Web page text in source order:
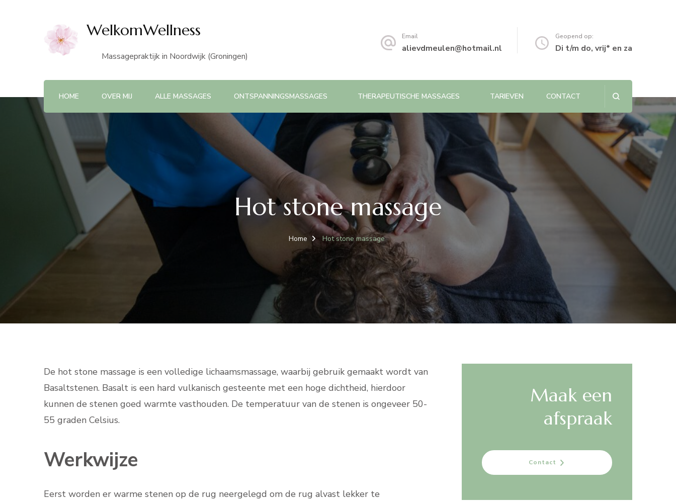
WelkomWellness
Massagepraktijk in Noordwijk (Groningen)
Email
alievdmeulen@hotmail.nl
Geopend op:
Di t/m do, vrij* en za
HOME OVER MIJ ALLE MASSAGES ONTSPANNINGSMASSAGES THERAPEUTISCHE MASSAGES TARIEVEN CONTACT
Hot stone massage
Home Hot stone massage
De hot stone massage is een volledige lichaamsmassage, waarbij gebruik gemaakt wordt van
Basaltstenen. Basalt is een hard vulkanisch gesteente met een hoge dichtheid, hierdoor
kunnen de stenen goed warmte vasthouden. De temperatuur van de stenen is ongeveer 50-
55 graden Celsius.
Werkwijze
Eerst worden er warme stenen op de rug neergelegd om de rug alvast lekker te
Maak een
afspraak
Contact